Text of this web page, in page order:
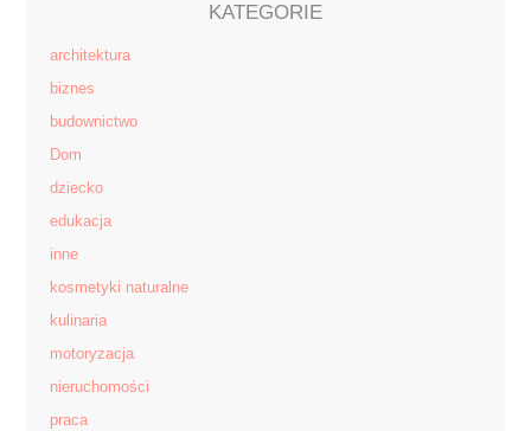
KATEGORIE
architektura
biznes
budownictwo
Dom
dziecko
edukacja
inne
kosmetyki naturalne
kulinaria
motoryzacja
nieruchomości
praca